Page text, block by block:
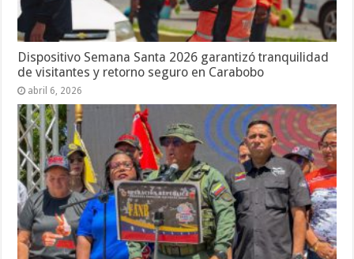
Dispositivo Semana Santa 2026 garantizó tranquilidad
de visitantes y retorno seguro en Carabobo
abril 6, 2026